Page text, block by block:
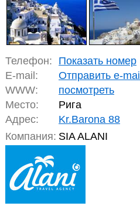
Телефон:
Показать номер
E-mail:
Отправить e-mail
WWW:
посмотреть
Место:
Рига
Адрес:
Kr.Barona 88
Компания: SIA ALANI